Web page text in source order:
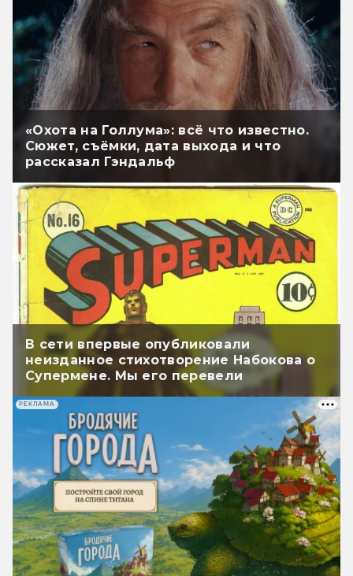
«Охота на Голлума»: всё что известно.
Сюжет, съёмки, дата выхода и что
рассказал Гэндальф
В сети впервые опубликовали
неизданное стихотворение Набокова о
Супермене. Мы его перевели
РЕКЛАМА